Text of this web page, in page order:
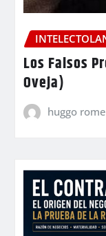
Los Falsos
Oveja)
huggo